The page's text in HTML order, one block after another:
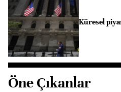
Küresel
Öne Çıkanlar